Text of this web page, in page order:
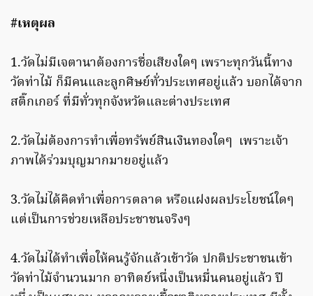
#เหตุผล
1.วัดไม่มีเจตานาต้องการชื่อเสียงใดๆ เพราะทุกวันนี้ทาง
วัดท่าไม้ ก็มีคนและลูกศิษย์ทั่วประเทศอยู่แล้ว บอกได้จาก
สติ๊กเกอร์ ที่มีทั่วทุกจังหวัดและต่างประเทศ
2.วัดไม่ต้องการทำเพื่อทรัพย์สินเงินทองใดๆ เพราะเจ้า
ภาพได้ร่วมบุญมากมายอยู่แล้ว
3.วัดไม่ได้คิดทำเพื่อการตลาด หรือแฝงผลประโยชน์ใดๆ
แต่เป็นการช่วยเหลือประชาชนจริงๆ
4.วัดไม่ได้ทำเพื่อให้คนรู้จักแล้วเข้าวัด ปกติประชาชนเข้า
วัดท่าไม้จำนวนมาก อาทิตย์หนึ่งเป็นหมื่นคนอยู่แล้ว ปี